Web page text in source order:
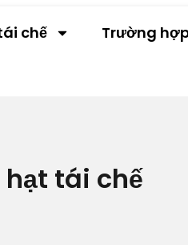
chế Trường
tái chế